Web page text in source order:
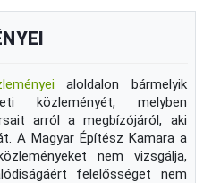
aloldalon bármelyik
közleményét, melyben
arról a megbízójáról, aki
A Magyar Építész Kamara a
nem vizsgálja,
felelősséget nem